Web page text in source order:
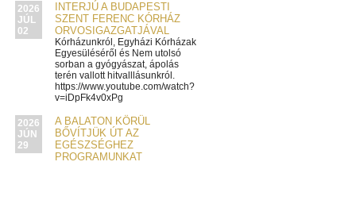
2026
JÚL
02
INTERJÚ A BUDAPESTI
SZENT FERENC KÓRHÁZ
ORVOSIGAZGATJÁVAL
Kórházunkról, Egyházi Kórházak
Egyesüléséről és Nem utolsó
sorban a gyógyászat, ápolás
terén vallott hitvalllásunkról.
https://www.youtube.com/watch?
v=iDpFk4v0xPg
2026
JÚN
29
A BALATON KÖRÜL
BŐVÍTJÜK ÚT AZ
EGÉSZSÉGHEZ
PROGRAMUNKAT